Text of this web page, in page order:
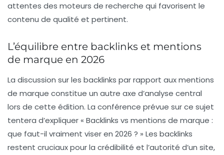
attentes des moteurs de recherche qui favorisent le
contenu de qualité et pertinent.
L’équilibre entre backlinks et mentions
de marque en 2026
La discussion sur les backlinks par rapport aux mentions
de marque constitue un autre axe d’analyse central
lors de cette édition. La conférence prévue sur ce sujet
tentera d’expliquer « Backlinks vs mentions de marque :
que faut-il vraiment viser en 2026 ? » Les backlinks
restent cruciaux pour la crédibilité et l’autorité d’un site,